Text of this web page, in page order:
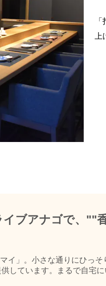
ブアナゴで、""
イ」。小さな通りにひっ
しています。まるで自宅